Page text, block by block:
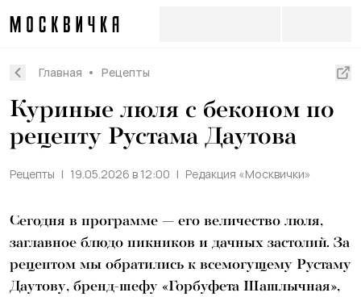
Главная Рецепты
Куриные люля с беконом по
рецепту Рустама Даутова
Рецепты 19.05.2026 в 12:00 Редакция «Москвички»
Сегодня в программе — его величество люля,
заглавное блюдо пикников и дачных застолий. За
рецептом мы обратились к всемогущему Рустаму
Даутову, бренд-шефу «Горбуфета Шашлычная»,